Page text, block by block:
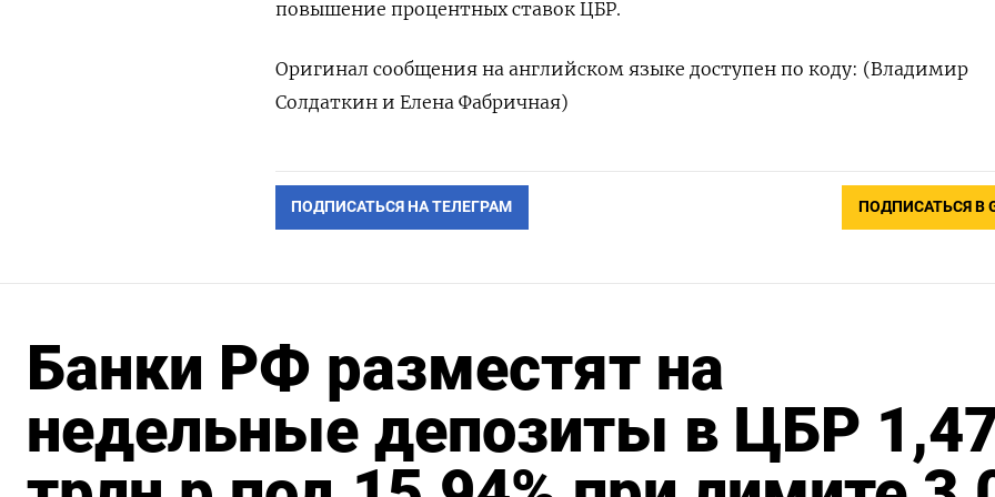
повышение процентных ставок ЦБР.
Оригинал сообщения на английском языке доступен по коду: (Владимир
Солдаткин и Елена Фабричная)
ПОДПИСАТЬСЯ НА ТЕЛЕГРАМ ПОДПИСАТЬСЯ В
Банки РФ разместят на
недельные депозиты в ЦБР